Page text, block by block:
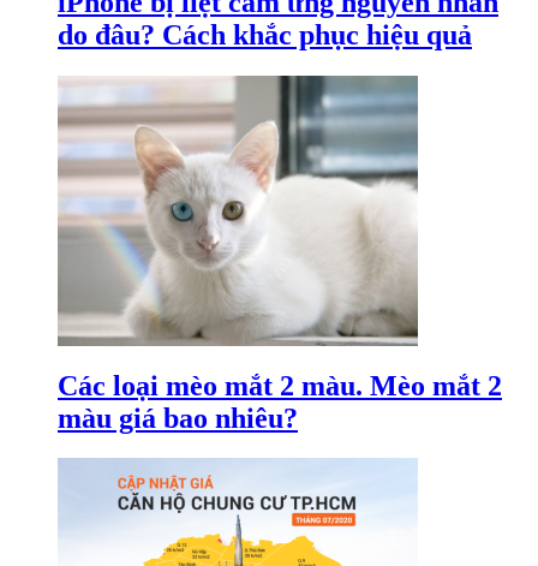
do đâu? Cách khắc phục hiệu quả
Các loại mèo mắt 2 màu. Mèo mắt 2
màu giá bao nhiêu?